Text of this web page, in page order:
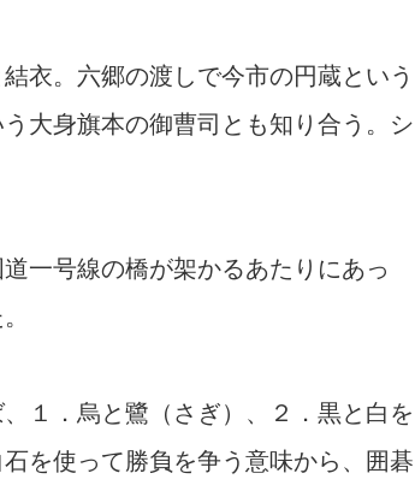
衣。六郷の渡しで今市の円蔵という
大身旗本の御曹司とも知り合う。シ
一号線の橋が架かるあたりにあっ
１．烏と鷺（さぎ）、２．黒と白を
を使って勝負を争う意味から、囲碁